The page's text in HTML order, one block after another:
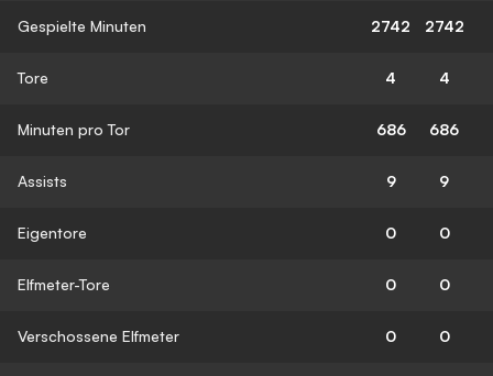
Gespielte Minuten 2742 2742
Tore 4 4
Minuten pro Tor 686 686
Assists 9 9
Eigentore 0 0
Elfmeter-Tore 0 0
Verschossene Elfmeter 0 0